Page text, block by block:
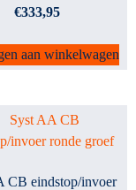
€333,95
aan winkelwagen
CB eindstop/invoer